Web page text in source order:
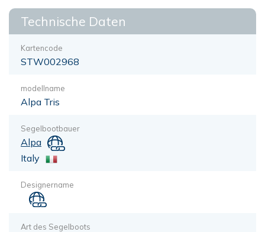
Technische Daten
Kartencode
STW002968
modellname
Alpa Tris
Segelbootbauer
Alpa
Italy
Designername
Art des Segelboots